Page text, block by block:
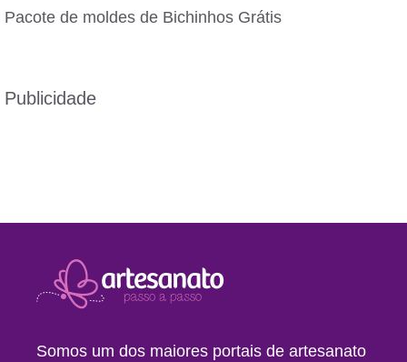
Pacote de moldes de Bichinhos Grátis
Publicidade
Somos um dos maiores portais de artesanato